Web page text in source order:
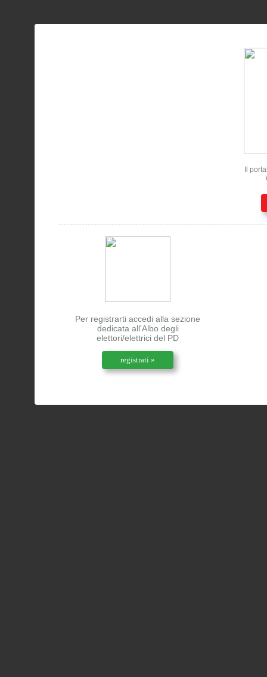
Il
Per registrarti accedi alla sezione
dedicata all'Albo degli
elettori/elettrici del PD